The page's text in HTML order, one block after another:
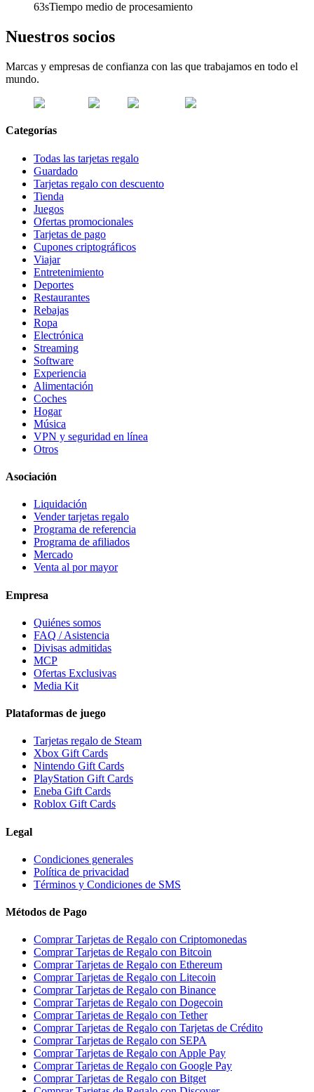
63sTiempo medio de procesamiento
Nuestros socios
Marcas y empresas de confianza con las que trabajamos en todo el
mundo.
Categorías
Todas las tarjetas regalo
Guardado
Tarjetas regalo con descuento
Tienda
Juegos
Ofertas promocionales
Tarjetas de pago
Cupones criptográficos
Viajar
Entretenimiento
Deportes
Restaurantes
Rebajas
Ropa
Electrónica
Streaming
Software
Experiencia
Alimentación
Coches
Hogar
Música
VPN y seguridad en línea
Otros
Asociación
Liquidación
Vender tarjetas regalo
Programa de referencia
Programa de afiliados
Mercado
Venta al por mayor
Empresa
Quiénes somos
FAQ / Asistencia
Divisas admitidas
MCP
Ofertas Exclusivas
Media Kit
Plataformas de juego
Tarjetas regalo de Steam
Xbox Gift Cards
Nintendo Gift Cards
PlayStation Gift Cards
Eneba Gift Cards
Roblox Gift Cards
Legal
Condiciones generales
Política de privacidad
Términos y Condiciones de SMS
Métodos de Pago
Comprar Tarjetas de Regalo con Criptomonedas
Comprar Tarjetas de Regalo con Bitcoin
Comprar Tarjetas de Regalo con Ethereum
Comprar Tarjetas de Regalo con Litecoin
Comprar Tarjetas de Regalo con Binance
Comprar Tarjetas de Regalo con Dogecoin
Comprar Tarjetas de Regalo con Tether
Comprar Tarjetas de Regalo con Tarjetas de Crédito
Comprar Tarjetas de Regalo con SEPA
Comprar Tarjetas de Regalo con Apple Pay
Comprar Tarjetas de Regalo con Google Pay
Comprar Tarjetas de Regalo con Bitget